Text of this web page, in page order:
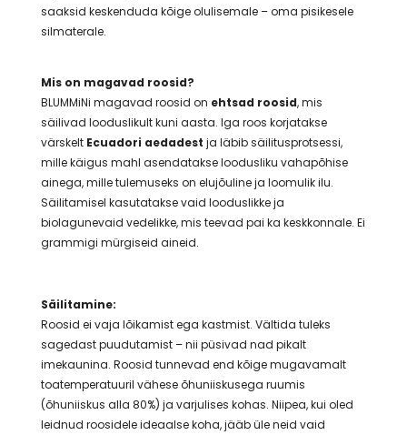
saaksid keskenduda kõige olulisemale – oma pisikesele
silmaterale.
Mis on magavad roosid?
BLUMMiNi magavad roosid on ehtsad roosid, mis
säilivad looduslikult kuni aasta. Iga roos korjatakse
värskelt Ecuadori aedadest ja läbib säilitusprotsessi,
mille käigus mahl asendatakse loodusliku vahapõhise
ainega, mille tulemuseks on elujõuline ja loomulik ilu.
Säilitamisel kasutatakse vaid looduslikke ja
biolagunevaid vedelikke, mis teevad pai ka keskkonnale. Ei
grammigi mürgiseid aineid.
Säilitamine:
Roosid ei vaja lõikamist ega kastmist. Vältida tuleks
sagedast puudutamist – nii püsivad nad pikalt
imekaunina. Roosid tunnevad end kõige mugavamalt
toatemperatuuril vähese õhuniiskusega ruumis
(õhuniiskus alla 80%) ja varjulises kohas. Niipea, kui oled
leidnud roosidele ideaalse koha, jääb üle neid vaid